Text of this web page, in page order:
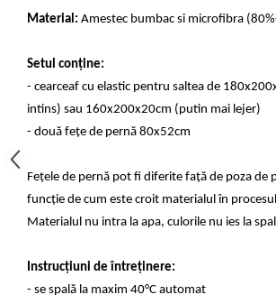
Material: Amestec bumbac si microfibra
Setul conține:
- cearceaf cu elastic pentru saltea de
intins) sau 160x200x20cm (putin mai lejer)
- două fețe de pernă 80x52cm
Fețele de pernă pot fi diferite față de poza de
funcție de cum este croit materialul în
Materialul nu intra la apa, culorile nu ies la
Instrucțiuni de întreținere:
- se spală la maxim 40°C automat